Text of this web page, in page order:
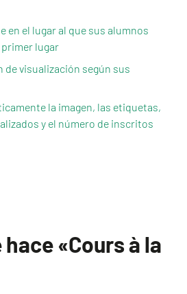
en el lugar al que sus alumnos
lugar
visualización según sus
la imagen, las etiquetas,
y el número de inscritos
«Cours à la